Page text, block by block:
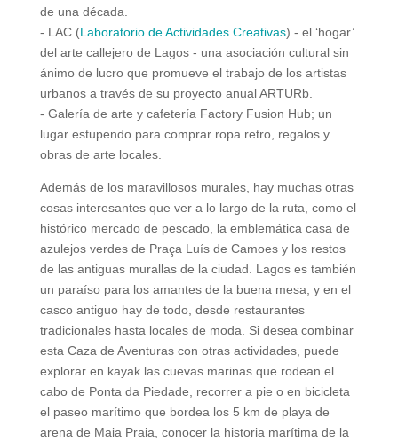
de una década.
- LAC (Laboratorio de Actividades Creativas) - el ‘hogar’
del arte callejero de Lagos - una asociación cultural sin
ánimo de lucro que promueve el trabajo de los artistas
urbanos a través de su proyecto anual ARTURb.
- Galería de arte y cafetería Factory Fusion Hub; un
lugar estupendo para comprar ropa retro, regalos y
obras de arte locales.
Además de los maravillosos murales, hay muchas otras
cosas interesantes que ver a lo largo de la ruta, como el
histórico mercado de pescado, la emblemática casa de
azulejos verdes de Praça Luís de Camoes y los restos
de las antiguas murallas de la ciudad. Lagos es también
un paraíso para los amantes de la buena mesa, y en el
casco antiguo hay de todo, desde restaurantes
tradicionales hasta locales de moda. Si desea combinar
esta Caza de Aventuras con otras actividades, puede
explorar en kayak las cuevas marinas que rodean el
cabo de Ponta da Piedade, recorrer a pie o en bicicleta
el paseo marítimo que bordea los 5 km de playa de
arena de Maia Praia, conocer la historia marítima de la